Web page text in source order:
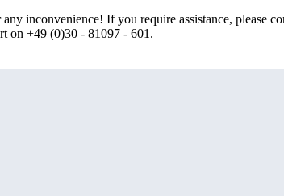
inconvenience! If you require assistance, please
on +49 (0)30 - 81097 - 601.